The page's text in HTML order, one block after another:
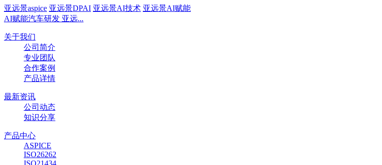
亚远景aspice 亚远景DPAI 亚远景AI技术 亚远景AI赋能
AI赋能汽车研发 亚远...
关于我们
公司简介
专业团队
合作案例
产品详情
最新资讯
公司动态
知识分享
产品中心
ASPICE
ISO26262
ISO21434